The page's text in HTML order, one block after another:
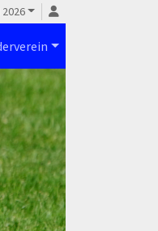
2026